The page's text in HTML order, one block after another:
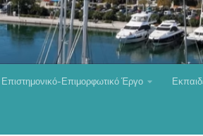
Επιστημονικό-Επιμορφωτικό Έργο